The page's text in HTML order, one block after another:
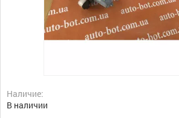
Наличие:
В наличии